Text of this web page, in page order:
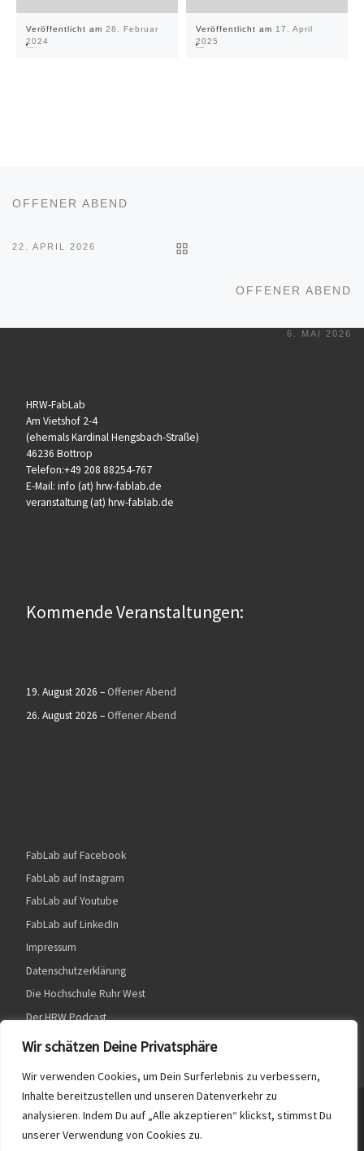
Wir schätzen Deine Privatsphäre
Wir verwenden Cookies, um Dein Surferlebnis zu verbessern,
Inhalte bereitzustellen und unseren Datenverkehr zu
analysieren. Indem Du auf „Alle akzeptieren“ klickst, stimmst Du
unserer Verwendung von Cookies zu.
Veröffentlicht am 28. Februar
2024
Veröffentlicht am 17. April
2025
Beitragsnavigation
OFFENER ABEND
22. APRIL 2026
OFFENER ABEND
6. MAI 2026
HRW-FabLab
Am Vietshof 2-4
(ehemals Kardinal Hengsbach-Straße)
46236 Bottrop
Telefon:+49 208 88254-767
E-Mail: info (at) hrw-fablab.de
veranstaltung (at) hrw-fablab.de
Kommende Veranstaltungen:
19. August 2026 – Offener Abend
26. August 2026 – Offener Abend
FabLab auf Facebook
FabLab auf Instagram
FabLab auf Youtube
FabLab auf LinkedIn
Impressum
Datenschutzerklärung
Die Hochschule Ruhr West
Der HRW Podcast
© 2026HRW FabLab– Alle Rechte vorbehalten
Präsentiert vonWP – Entworfen mit dem